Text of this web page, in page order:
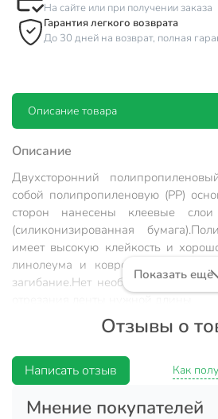
На сайте или при получении заказа
Гарантия легкого возврата
До 30 дней на возврат, полная
Описание товара
Описание
Двухсторонний
собой полипропиленовую (РР)
сторон нанесены клеевые
(силиконизированная бумага).
имеет высокую клейкость и
линолеума и ковролина,
загибание.Нет необходимости
Полипропиленовый скотч
ремонтных работ:
Приклеивание линолеума и
Показать ещё
Отзывы о
Написать отзыв Как
Мнение покупателей